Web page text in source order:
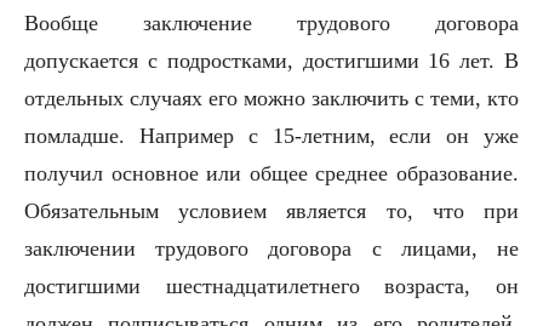
Вообще заключение трудового договора
допускается с подростками, достигшими 16 лет. В
отдельных случаях его можно заключить с теми, кто
помладше. Например с 15-летним, если он уже
получил основное или общее среднее образование.
Обязательным условием является то, что при
заключении трудового договора с лицами, не
достигшими шестнадцатилетнего возраста, он